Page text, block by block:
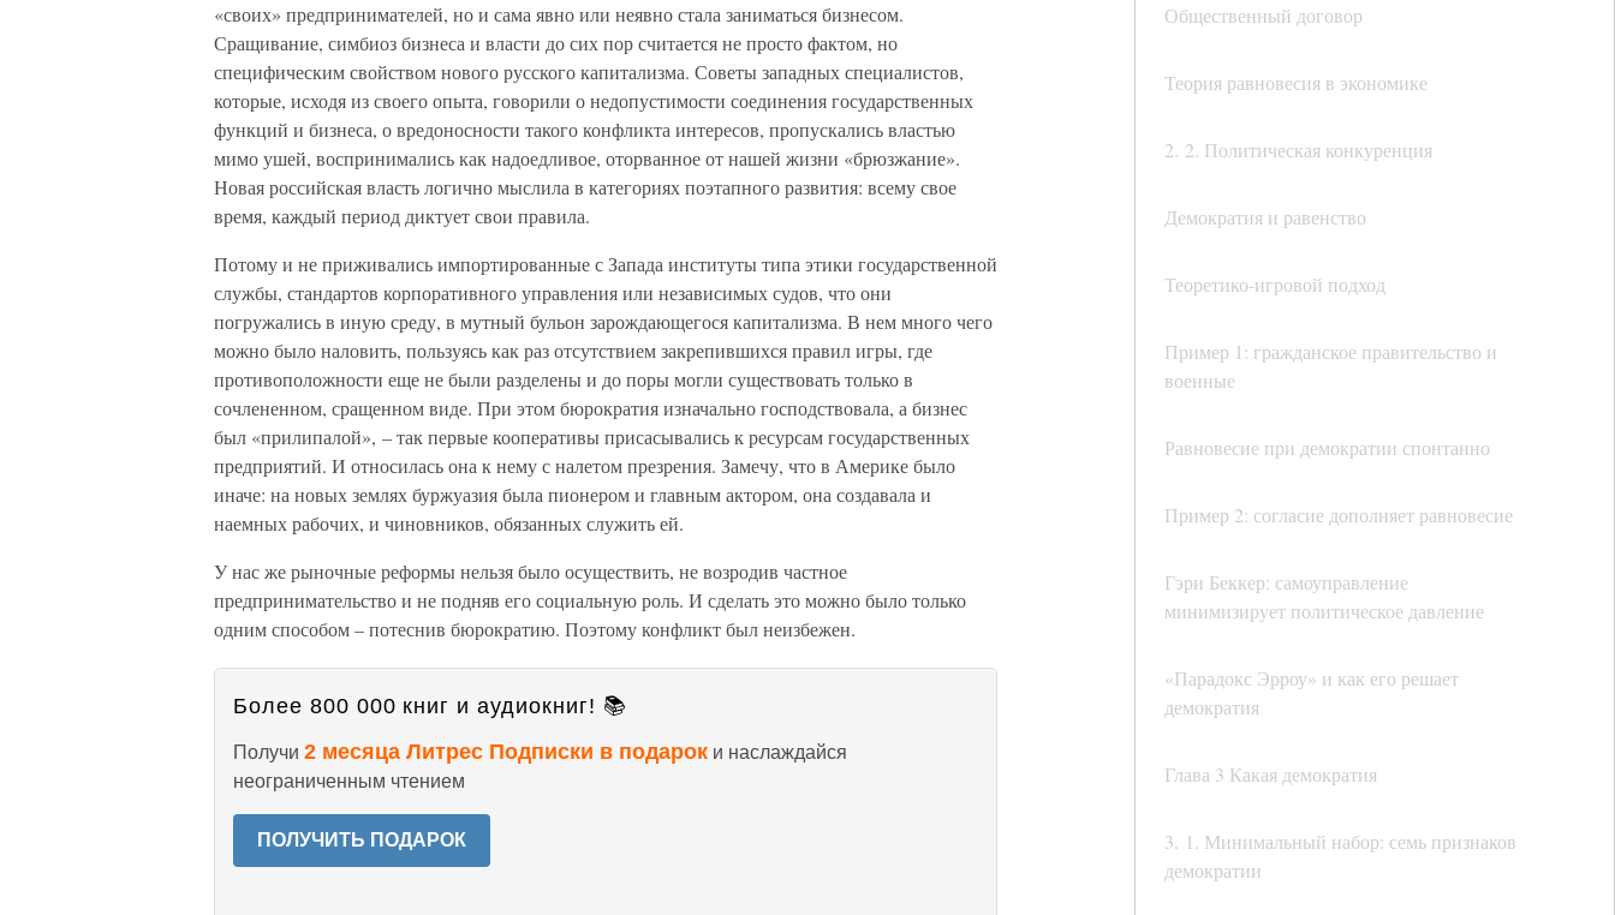
Общественный договор
Теория равновесия в экономике
2. 2. Политическая конкуренция
Демократия и равенство
Теоретико-игровой подход
Пример 1: гражданское правительство и
военные
Равновесие при демократии спонтанно
Пример 2: согласие дополняет равновесие
Гэри Беккер: самоуправление
минимизирует политическое давление
«Парадокс Эрроу» и как его решает
демократия
Глава 3 Какая демократия
3. 1. Минимальный набор: семь признаков
демократии
«своих» предпринимателей, но и сама явно или неявно стала заниматься бизнесом.
Сращивание, симбиоз бизнеса и власти до сих пор считается не просто фактом, но
специфическим свойством нового русского капитализма. Советы западных специалистов,
которые, исходя из своего опыта, говорили о недопустимости соединения государственных
функций и бизнеса, о вредоносности такого конфликта интересов, пропускались властью
мимо ушей, воспринимались как надоедливое, оторванное от нашей жизни «брюзжание».
Новая российская власть логично мыслила в категориях поэтапного развития: всему свое
время, каждый период диктует свои правила.
Потому и не приживались импортированные с Запада институты типа этики государственной
службы, стандартов корпоративного управления или независимых судов, что они
погружались в иную среду, в мутный бульон зарождающегося капитализма. В нем много чего
можно было наловить, пользуясь как раз отсутствием закрепившихся правил игры, где
противоположности еще не были разделены и до поры могли существовать только в
сочлененном, сращенном виде. При этом бюрократия изначально господствовала, а бизнес
был «прилипалой», – так первые кооперативы присасывались к ресурсам государственных
предприятий. И относилась она к нему с налетом презрения. Замечу, что в Америке было
иначе: на новых землях буржуазия была пионером и главным актором, она создавала и
наемных рабочих, и чиновников, обязанных служить ей.
У нас же рыночные реформы нельзя было осуществить, не возродив частное
предпринимательство и не подняв его социальную роль. И сделать это можно было только
одним способом – потеснив бюрократию. Поэтому конфликт был неизбежен.
Более 800 000 книг и аудиокниг! 📚
Получи 2 месяца Литрес Подписки в подарок и наслаждайся
неограниченным чтением
ПОЛУЧИТЬ ПОДАРОК